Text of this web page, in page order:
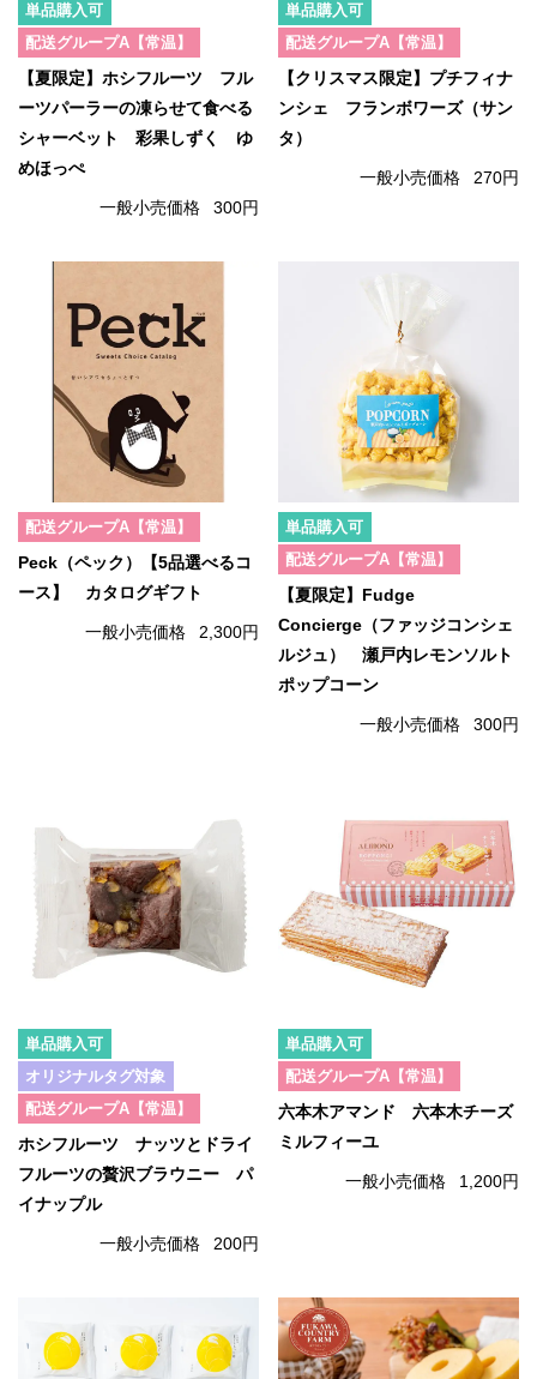
単品購入可
配送グループA【常温】
【夏限定】ホシフルーツ フル
ーツパーラーの凍らせて食べる
シャーベット 彩果しずく ゆ
めほっぺ
一般小売価格 300円
単品購入可
配送グループA【常温】
【クリスマス限定】プチフィナ
ンシェ フランボワーズ（サン
タ）
一般小売価格 270円
配送グループA【常温】
Peck（ペック）【5品選べるコ
ース】 カタログギフト
一般小売価格 2,300円
単品購入可
配送グループA【常温】
【夏限定】Fudge
Concierge（ファッジコンシェ
ルジュ） 瀬戸内レモンソルト
ポップコーン
一般小売価格 300円
単品購入可
オリジナルタグ対象
配送グループA【常温】
ホシフルーツ ナッツとドライ
フルーツの贅沢ブラウニー パ
イナップル
一般小売価格 200円
単品購入可
配送グループA【常温】
六本木アマンド 六本木チーズ
ミルフィーユ
一般小売価格 1,200円